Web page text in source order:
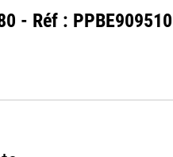
- Réf : PPBE909510